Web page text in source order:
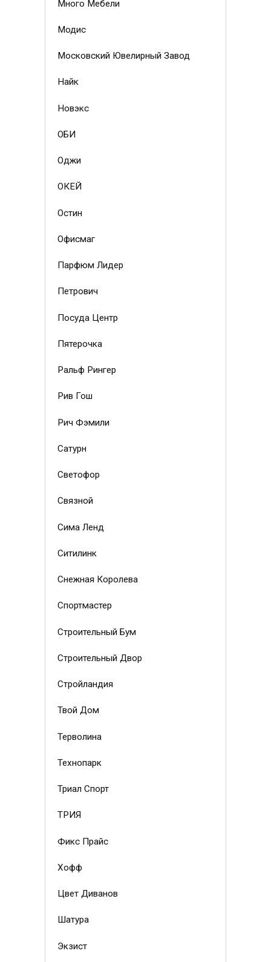
Много Мебели
Модис
Московский Ювелирный Завод
Найк
Новэкс
ОБИ
Оджи
ОКЕЙ
Остин
Офисмаг
Парфюм Лидер
Петрович
Посуда Центр
Пятерочка
Ральф Рингер
Рив Гош
Рич Фэмили
Сатурн
Светофор
Связной
Сима Ленд
Ситилинк
Снежная Королева
Спортмастер
Строительный Бум
Строительный Двор
Стройландия
Твой Дом
Терволина
Технопарк
Триал Спорт
ТРИЯ
Фикс Прайс
Хофф
Цвет Диванов
Шатура
Экзист